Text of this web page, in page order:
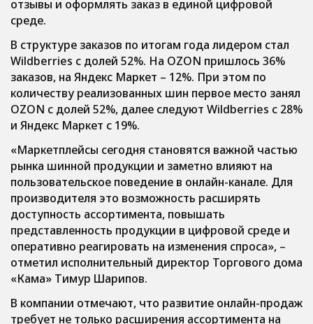
отзывы и оформлять заказ в единой цифровой
среде.
В структуре заказов по итогам года лидером стал
Wildberries с долей 52%. На OZON пришлось 36%
заказов, на Яндекс Маркет – 12%. При этом по
количеству реализованных шин первое место занял
OZON с долей 52%, далее следуют Wildberries с 28%
и Яндекс Маркет с 19%.
«Маркетплейсы сегодня становятся важной частью
рынка шинной продукции и заметно влияют на
пользовательское поведение в онлайн-канале. Для
производителя это возможность расширять
доступность ассортимента, повышать
представленность продукции в цифровой среде и
оперативно реагировать на изменения спроса», –
отметил исполнительный директор Торгового дома
«Кама» Тимур Шарипов.
В компании отмечают, что развитие онлайн-продаж
требует не только расширения ассортимента на